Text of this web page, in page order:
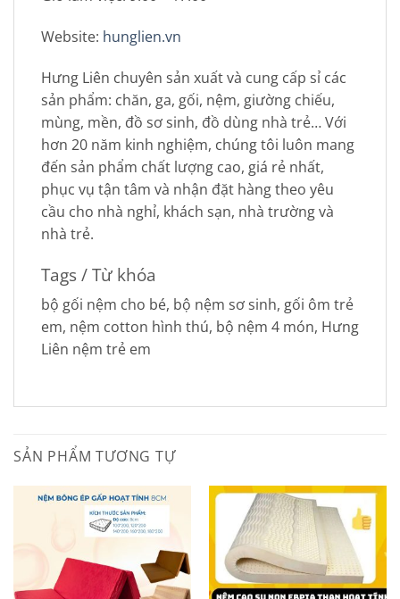
Website: hunglien.vn
Hưng Liên chuyên sản xuất và cung cấp sỉ các
sản phẩm: chăn, ga, gối, nệm, giường chiếu,
mùng, mền, đồ sơ sinh, đồ dùng nhà trẻ… Với
hơn 20 năm kinh nghiệm, chúng tôi luôn mang
đến sản phẩm chất lượng cao, giá rẻ nhất,
phục vụ tận tâm và nhận đặt hàng theo yêu
cầu cho nhà nghỉ, khách sạn, nhà trường và
nhà trẻ.
Tags / Từ khóa
bộ gối nệm cho bé, bộ nệm sơ sinh, gối ôm trẻ
em, nệm cotton hình thú, bộ nệm 4 món, Hưng
Liên nệm trẻ em
SẢN PHẨM TƯƠNG TỰ